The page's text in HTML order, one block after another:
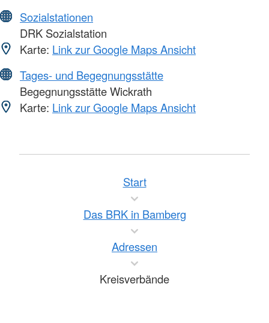
Sozialstationen
DRK Sozialstation
Karte: Link zur Google Maps Ansicht
Tages- und Begegnungsstätte
Begegnungsstätte Wickrath
Karte: Link zur Google Maps Ansicht
Start
Das BRK in Bamberg
Adressen
Kreisverbände